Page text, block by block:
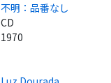
不明：品番なし
CD
1970